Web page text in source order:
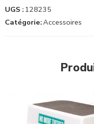
UGS : 128235
Catégorie:Accessoires